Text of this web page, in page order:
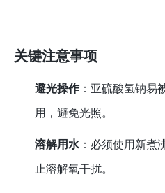
关键注意事项
避光操作：亚硫酸氢钠易
用，避免光照。
溶解用水 ：必须使用新煮
止溶解氧干扰。